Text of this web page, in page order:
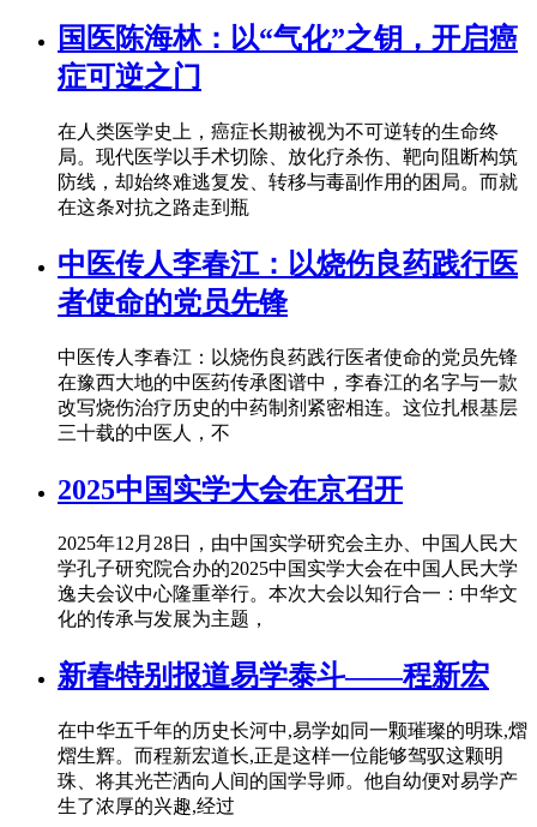
国医陈海林：以“气化”之钥，开启癌
症可逆之门
在人类医学史上，癌症长期被视为不可逆转的生命终
局。现代医学以手术切除、放化疗杀伤、靶向阻断构筑
防线，却始终难逃复发、转移与毒副作用的困局。而就
在这条对抗之路走到瓶
中医传人李春江：以烧伤良药践行医
者使命的党员先锋
中医传人李春江：以烧伤良药践行医者使命的党员先锋
在豫西大地的中医药传承图谱中，李春江的名字与一款
改写烧伤治疗历史的中药制剂紧密相连。这位扎根基层
三十载的中医人，不
2025中国实学大会在京召开
2025年12月28日，由中国实学研究会主办、中国人民大
学孔子研究院合办的2025中国实学大会在中国人民大学
逸夫会议中心隆重举行。本次大会以知行合一：中华文
化的传承与发展为主题，
新春特别报道易学泰斗——程新宏
在中华五千年的历史长河中,易学如同一颗璀璨的明珠,熠
熠生辉。而程新宏道长,正是这样一位能够驾驭这颗明
珠、将其光芒洒向人间的国学导师。他自幼便对易学产
生了浓厚的兴趣,经过